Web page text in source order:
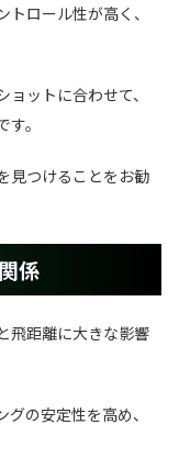
ロール性が高く、
ットに合わせて、
。
見つけることをお勧
係
飛距離に大きな影響
の安定性を高め、